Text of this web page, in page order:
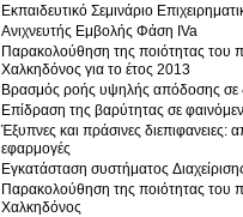
Εκπαιδευτικό Σεμινάριο
Ανιχνευτής Εμβολής Φάση IVa
Παρακολούθηση της ποιότητας του
Χαλκηδόνος για το έτος 2013
Βρασμός ροής υψηλής απόδοσης σε
Επίδραση της βαρύτητας σε
Έξυπνες και πράσινες διεπιφανειες:
εφαρμογές
Εγκατάσταση συστήματος
Παρακολούθηση της ποιότητας του
Χαλκηδόνος